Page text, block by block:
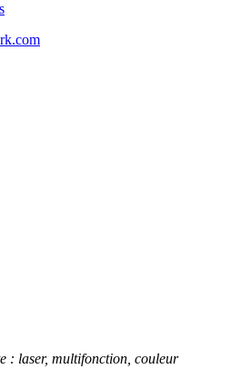
: laser, multifonction, couleur